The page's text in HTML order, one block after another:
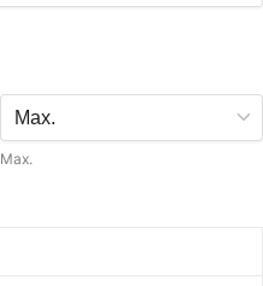
Max.